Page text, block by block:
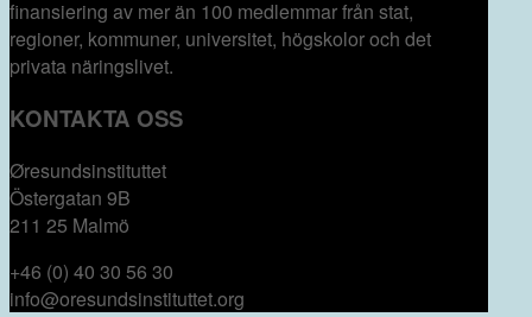
finansiering av mer än 100 medlemmar från stat,
regioner, kommuner, universitet, högskolor och det
privata näringslivet.
KONTAKTA OSS
Øresundsinstituttet
Östergatan 9B
211 25 Malmö
+46 (0) 40 30 56 30
info@oresundsinstituttet.org